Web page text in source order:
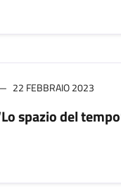
22 FEBBRAIO 2023
spazio del